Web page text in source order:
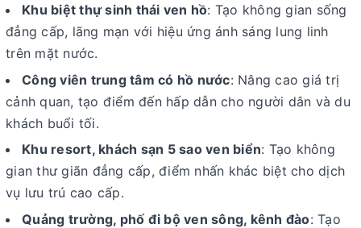
Khu biệt thự sinh thái ven hồ: Tạo không gian sống
đẳng cấp, lãng mạn với hiệu ứng ánh sáng lung linh
trên mặt nước.
Công viên trung tâm có hồ nước: Nâng cao giá trị
cảnh quan, tạo điểm đến hấp dẫn cho người dân và du
khách buổi tối.
Khu resort, khách sạn 5 sao ven biển: Tạo không
gian thư giãn đẳng cấp, điểm nhấn khác biệt cho dịch
vụ lưu trú cao cấp.
Quảng trường, phố đi bộ ven sông, kênh đào: Tạo